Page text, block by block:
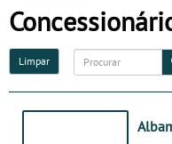
Limpar